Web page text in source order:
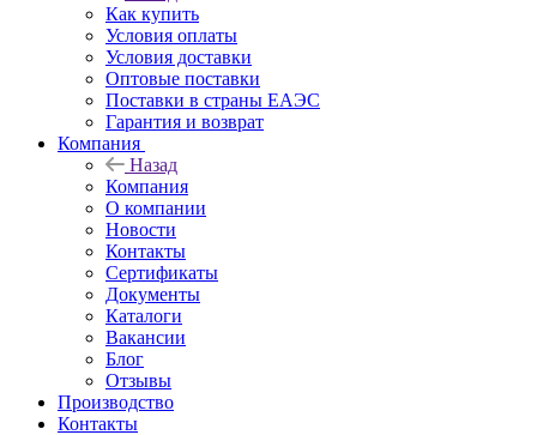
Как купить
Условия оплаты
Условия доставки
Оптовые поставки
Поставки в страны ЕАЭС
Гарантия и возврат
Компания
Назад
Компания
О компании
Новости
Контакты
Сертификаты
Документы
Каталоги
Вакансии
Блог
Отзывы
Производство
Контакты